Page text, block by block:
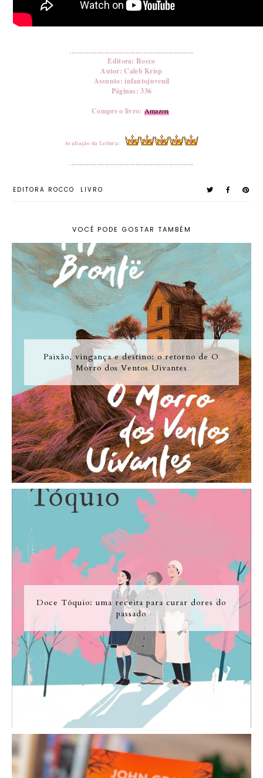
................................................................
Editora: Rocco
Autor: Caleb Krisp
Assunto: infantojuvenil
Páginas: 336
Compre o livro: Amazon
Avaliação da Leitura:
................................................................
EDITORA ROCCO LIVRO
VOCÊ PODE GOSTAR TAMBÉM
Paixão, vingança e destino: o retorno de O
Morro dos Ventos Uivantes
Doce Tóquio: uma receita para curar dores do
passado